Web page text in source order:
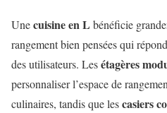
Unecuisine en L bénéficie
rangement bien pensées qui
des utilisateurs. Lesétagères
personnaliser l’espace de
culinaires, tandis que lescasiers